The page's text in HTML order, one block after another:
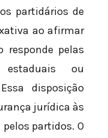
partidários de
ao afirmar
responde pelas
ou
disposição
jurídica às
partidos. O